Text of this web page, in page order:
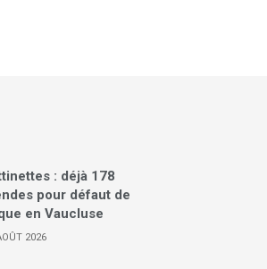
: déjà 178
pour défaut de
en Vaucluse
2026